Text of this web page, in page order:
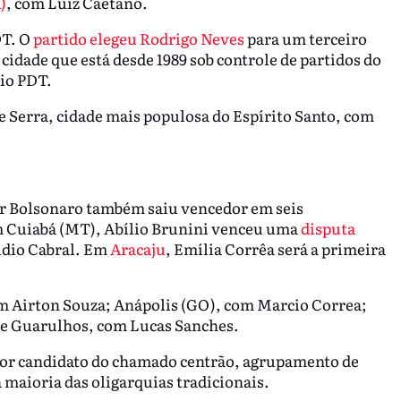
Opartido elegeu Rodrigo Nevespara um terceiro
que está desde 1989 sob controle de partidos do
PDT.
cidade mais populosa do Espírito Santo, com
também saiu vencedor em seis
(MT), Abílio Brunini venceu umadisputa
Cabral. Em Aracaju, Emília Corrêa será a primeira
Airton Souza; Anápolis (GO), com Marcio Correa;
Guarulhos, com Lucas Sanches.
candidato do chamado centrão, agrupamento de
das oligarquias tradicionais.